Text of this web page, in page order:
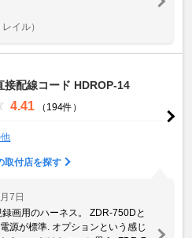
イル）
接配線コード HDROP-14
4.41 （194件）
取付店を探す
7日
画用のハーネス。 ZDR-750Dと
源が標準. オプションという感じ